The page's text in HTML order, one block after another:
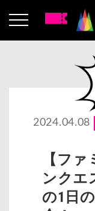
2024.04.08
【フ
ンクエ
の1日